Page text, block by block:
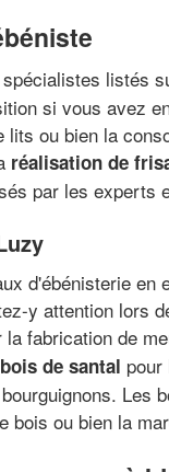
listés
si vous avez
ou bien la
réalisation de
par les experts
d'ébénisterie
y attention lors
fabrication de
bois de santal
bois ou bien la